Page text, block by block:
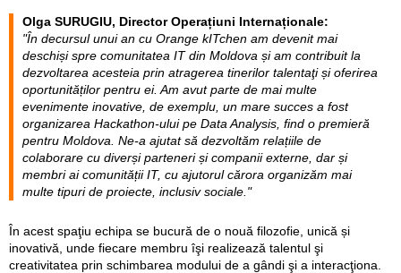
Olga SURUGIU, Director Operațiuni Internaționale:
"În decursul unui an cu Orange kITchen am devenit mai
deschiși spre comunitatea IT din Moldova și am contribuit la
dezvoltarea acesteia prin atragerea tinerilor talentaţi și oferirea
oportunităților pentru ei. Am avut parte de mai multe
evenimente inovative, de exemplu, un mare succes a fost
organizarea Hackathon-ului pe Data Analysis, find o premieră
pentru Moldova. Ne-a ajutat să dezvoltăm relațiile de
colaborare cu diverși parteneri și companii externe, dar și
membri ai comunității IT, cu ajutorul cărora organizăm mai
multe tipuri de proiecte, inclusiv sociale."
În acest spaţiu echipa se bucură de o nouă filozofie, unică și
inovativă, unde fiecare membru îşi realizează talentul şi
creativitatea prin schimbarea modului de a gândi şi a interacţiona.